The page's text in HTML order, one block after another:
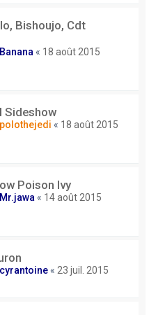
Bishoujo, Cdt
Banana « 18 août 2015
Sideshow
polothejedi « 18 août 2015
Poison Ivy
Mr.jawa « 14 août 2015
cyrantoine « 23 juil. 2015